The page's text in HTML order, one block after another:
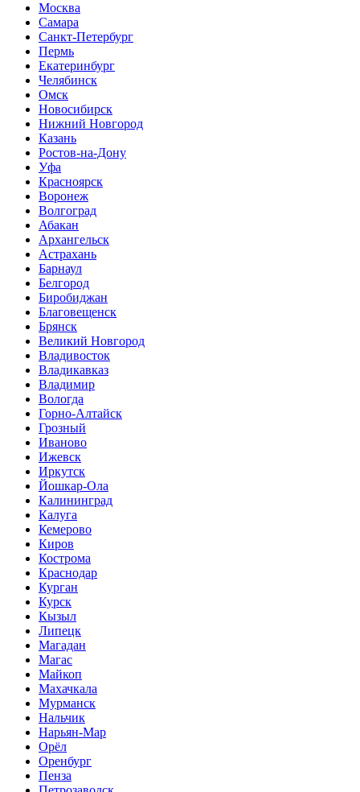
Москва
Самара
Санкт-Петербург
Пермь
Екатеринбург
Челябинск
Омск
Новосибирск
Нижний Новгород
Казань
Ростов-на-Дону
Уфа
Красноярск
Воронеж
Волгоград
Абакан
Архангельск
Астрахань
Барнаул
Белгород
Биробиджан
Благовещенск
Брянск
Великий Новгород
Владивосток
Владикавказ
Владимир
Вологда
Горно-Алтайск
Грозный
Иваново
Ижевск
Иркутск
Йошкар-Ола
Калининград
Калуга
Кемерово
Киров
Кострома
Краснодар
Курган
Курск
Кызыл
Липецк
Магадан
Магас
Майкоп
Махачкала
Мурманск
Нальчик
Нарьян-Мар
Орёл
Оренбург
Пенза